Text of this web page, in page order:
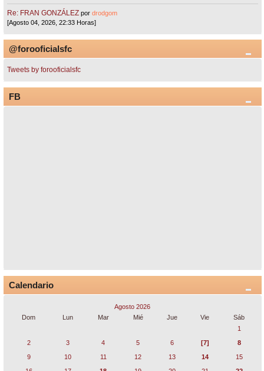
Re: FRAN GONZÁLEZ pordrodgom
[Agosto 04, 2026, 22:33 Horas]
@forooficialsfc
Tweets by forooficialsfc
FB
Calendario
Agosto 2026
Dom
Lun Mar Mié Jue Vie
Sáb
1
2
3 4 5 6 [7]
8
9
10 11 12 13 14
15